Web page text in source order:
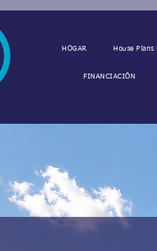
HOGAR House
FINANCIACIÓN